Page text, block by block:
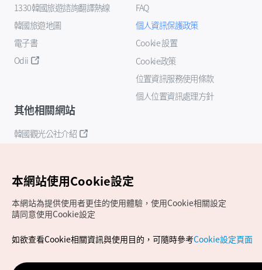
1330韓國旅遊諮詢翻譯熱線
韓國旅遊地圖
電子書
Odii
FAQ
個人資訊保護政策
Cookie 設置
Cookie政策
位置資訊服務使用條款
個人位置資訊處理方針
其他相關網站
韓國觀光公社介紹
Copyrights (c) 韓國觀光公社版權所有
如有相關疑問或建議，歡迎來信至官方信箱
本網站使用Cookie設定
本網站為提供使用者更佳的使用體驗，使用Cookie相關設定
請同意使用Cookie設定
如欲查看Cookie相關資訊與使用目的，可隨時參考Cookie設定頁面